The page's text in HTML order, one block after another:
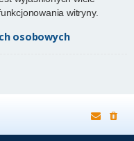
witryny.
osobowych